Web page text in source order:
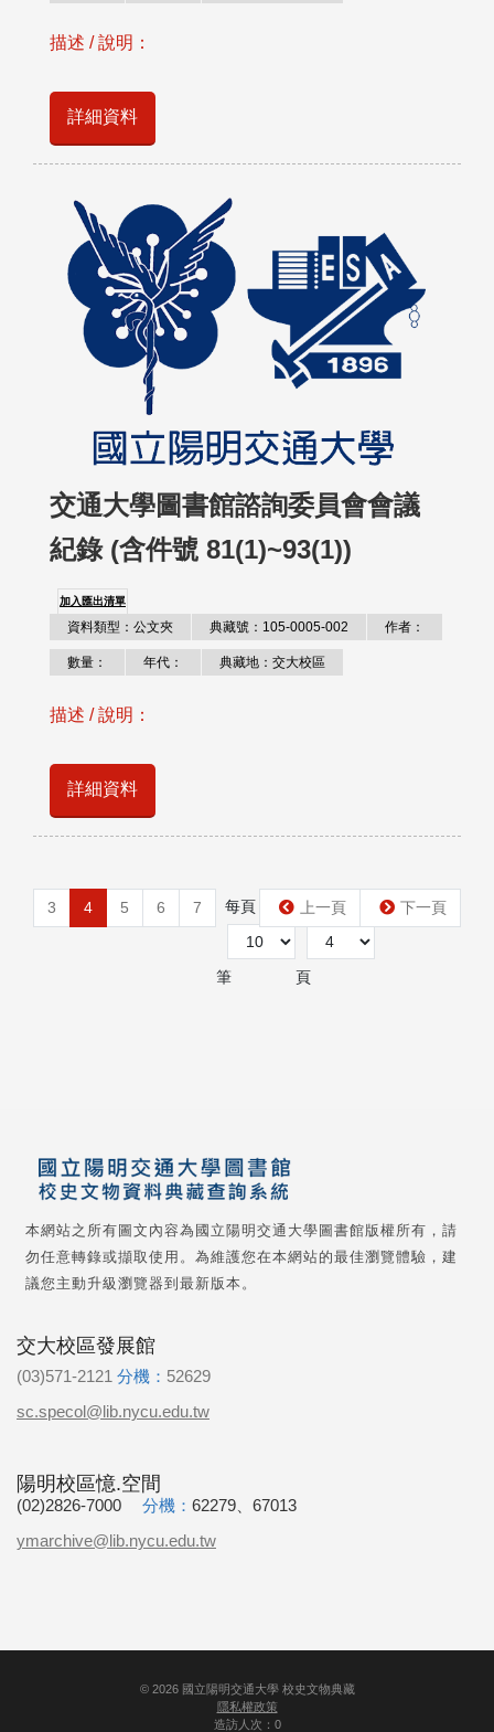
描述 / 說明：
詳細資料
交通大學圖書館諮詢委員會會議
紀錄 (含件號 81(1)~93(1))
加入匯出清單
資料類型：公文夾 典藏號：105-0005-002 作者：
數量： 年代： 典藏地：交大校區
描述 / 說明：
詳細資料
3 4 5 6 7 每頁
筆
第
頁
上一頁 下一頁
本網站之所有圖文內容為國立陽明交通大學圖書館版權所有，請
勿任意轉錄或擷取使用。為維護您在本網站的最佳瀏覽體驗，建
議您主動升級瀏覽器到最新版本。
交大校區發展館
(03)571-2121 分機： 52629
sc.specol@lib.nycu.edu.tw
陽明校區憶.空間
(02)2826-7000 分機： 62279、67013
ymarchive@lib.nycu.edu.tw
© 2026國立陽明交通大學 校史文物典藏
隱私權政策
造訪人次：0